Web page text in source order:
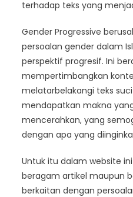
terhadap teks yang
Gender Progressive
persoalan gender dalam
perspektif progresif. Ini
mempertimbangkan
melatarbelakangi teks
mendapatkan makna
mencerahkan, yang
dengan apa yang
Untuk itu dalam website
beragam artikel maupun
berkaitan dengan